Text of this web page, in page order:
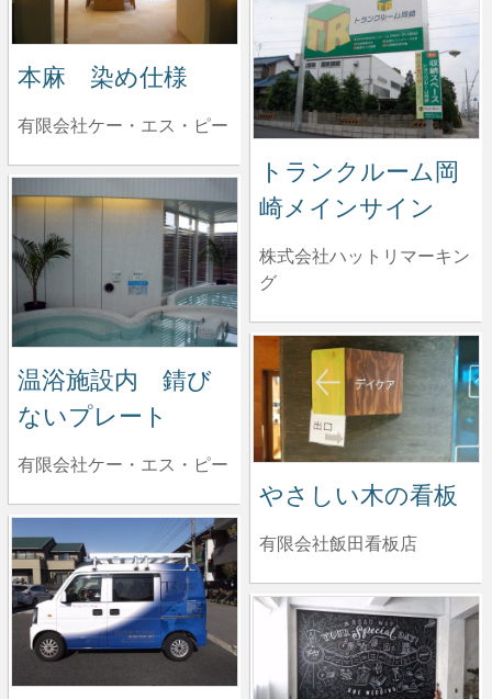
本麻 染め仕様
有限会社ケー・エス・ピー
トランクルーム岡
崎メインサイン
株式会社ハットリマーキン
グ
温浴施設内 錆び
ないプレート
有限会社ケー・エス・ピー
やさしい木の看板
有限会社飯田看板店